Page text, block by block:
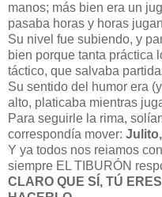
manos; más bien era un
pasaba horas y horas
Su nivel fue subiendo, y
bien porque tanta práctica
táctico, que salvaba
Su sentido del humor era
alto, platicaba mientras
Para seguirle la rima,
correspondía mover:
Y ya todos nos reiamos
siempre EL TIBURÓN
CLARO QUE SÍ, TÚ